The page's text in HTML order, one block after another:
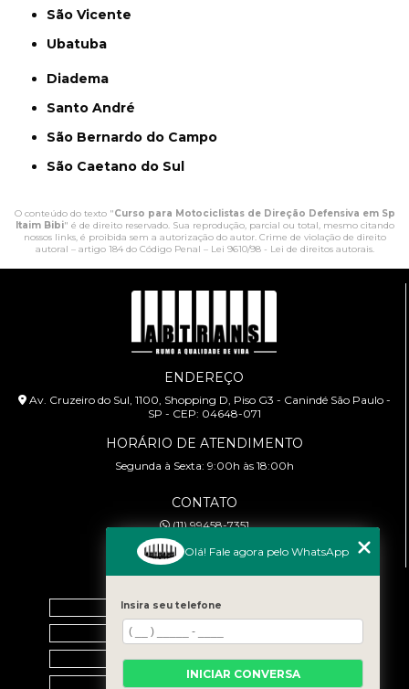
São Vicente
Ubatuba
Diadema
Santo André
São Bernardo do Campo
São Caetano do Sul
O conteúdo do texto "Curso para Motociclistas de Direção Defensiva em Sp
Itaim Bibi" é de direito reservado. Sua reprodução, parcial ou total, mesmo citando
nossos links, é proibida sem a autorização do autor. Crime de violação de direito
autoral – artigo 184 do Código Penal – Lei 9610/98 - Lei de direitos autorais.
ENDEREÇO
Av. Cruzeiro do Sul, 1100, Shopping D, Piso G3 - Canindé São Paulo -
SP - CEP: 04648-071
HORÁRIO DE ATENDIMENTO
Segunda à Sexta: 9:00h às 18:00h
CONTATO
(11) 99458-7351
cursoabtrans@gmail.com
Home
Empresa
Galeria
Contato
Olá! Fale agora pelo WhatsApp
Insira seu telefone
INICIAR CONVERSA